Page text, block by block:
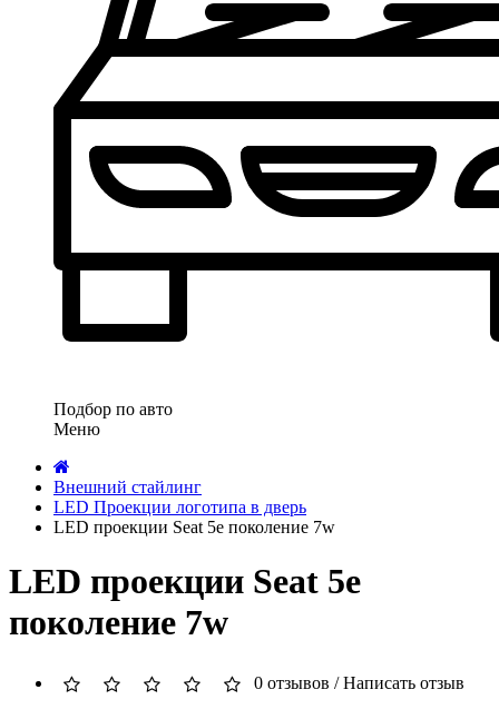
Подбор по авто
Меню
Внешний стайлинг
LED Проекции логотипа в дверь
LED проекции Seat 5е поколение 7w
LED проекции Seat 5е
поколение 7w
0 отзывов /Написать отзыв